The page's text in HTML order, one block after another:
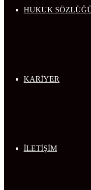
HUKUK
KARİYER
İLETİŞİM